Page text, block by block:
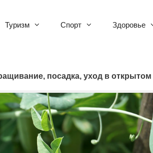
Туризм Спорт Здоровье
посадка, уход в открытом